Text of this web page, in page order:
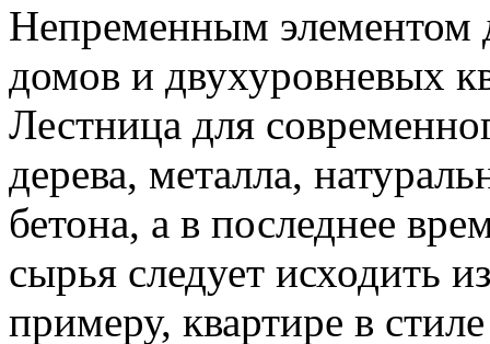
Непременным элементом
домов и двухуровневых
Лестница для
дерева, металла,
бетона, а в последнее
сырья следует исходить
примеру, квартире в